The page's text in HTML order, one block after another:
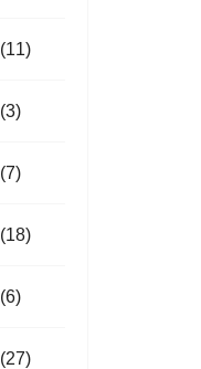
(11)
(3)
(7)
(18)
(6)
(27)